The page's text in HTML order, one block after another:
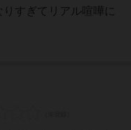
すぎてリアル喧嘩に